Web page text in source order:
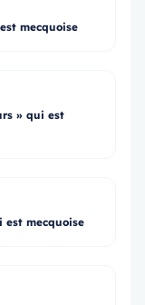
mecquoise
» qui est
est mecquoise